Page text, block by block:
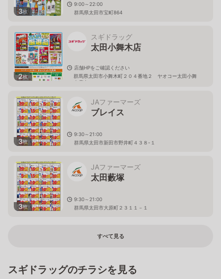
3枚
9:00～22:00
群馬県太田市宝町864
2枚
スギドラッグ
太田小舞木店
店舗HPをご確認ください
群馬県太田市小舞木町２０４番地２ ヤオコー太田小舞
木店内
3枚
JAファーマーズ
ブレイス
9:30～21:00
群馬県太田市新田市野井町４３８-１
3枚
JAファーマーズ
太田藪塚
9:30～21:00
群馬県太田市大原町２３１１－１
すべて見る
スギドラッグのチラシを見る